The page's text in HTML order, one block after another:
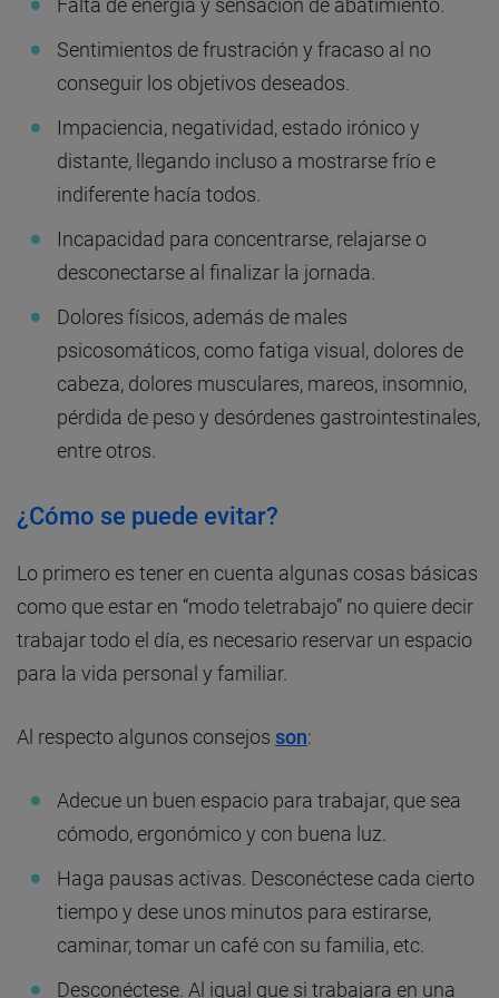
Falta de energía y sensación de abatimiento.
Sentimientos de frustración y fracaso al no
conseguir los objetivos deseados.
Impaciencia, negatividad, estado irónico y
distante, llegando incluso a mostrarse frío e
indiferente hacía todos.
Incapacidad para concentrarse, relajarse o
desconectarse al finalizar la jornada.
Dolores físicos, además de males
psicosomáticos, como fatiga visual, dolores de
cabeza, dolores musculares, mareos, insomnio,
pérdida de peso y desórdenes gastrointestinales,
entre otros.
¿Cómo se puede evitar?
Lo primero es tener en cuenta algunas cosas básicas
como que estar en “modo teletrabajo” no quiere decir
trabajar todo el día, es necesario reservar un espacio
para la vida personal y familiar.
Al respecto algunos consejos son:
Adecue un buen espacio para trabajar, que sea
cómodo, ergonómico y con buena luz.
Haga pausas activas. Desconéctese cada cierto
tiempo y dese unos minutos para estirarse,
caminar, tomar un café con su familia, etc.
Desconéctese. Al igual que si trabajara en una